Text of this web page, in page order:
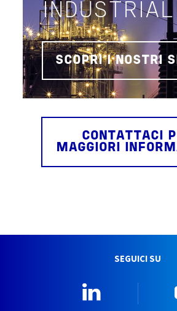
INDUSTRIALI
SCOPRI I NOSTRI
CONTATTACI
MAGGIORI
SEGUICI SU